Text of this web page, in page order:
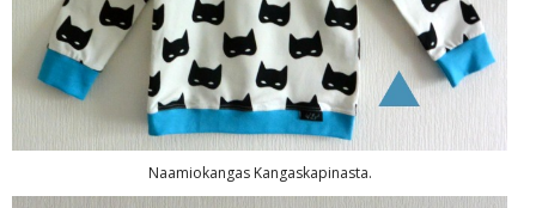
Naamiokangas Kangaskapinasta.